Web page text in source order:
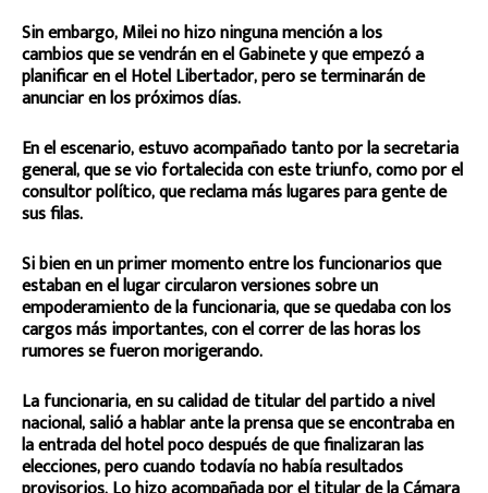
Sin embargo, Milei no hizo ninguna mención a los
cambios que se vendrán en el Gabinete y que empezó a
planificar en el Hotel Libertador, pero se terminarán de
anunciar en los próximos días.
En el escenario, estuvo acompañado tanto por la secretaria
general, que se vio fortalecida con este triunfo, como por el
consultor político, que reclama más lugares para gente de
sus filas.
Si bien en un primer momento entre los funcionarios que
estaban en el lugar circularon versiones sobre un
empoderamiento de la funcionaria, que se quedaba con los
cargos más importantes, con el correr de las horas los
rumores se fueron morigerando.
La funcionaria, en su calidad de titular del partido a nivel
nacional, salió a hablar ante la prensa que se encontraba en
la entrada del hotel poco después de que finalizaran las
elecciones, pero cuando todavía no había resultados